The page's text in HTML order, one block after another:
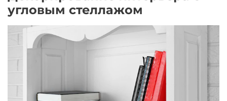
угловым стеллажом